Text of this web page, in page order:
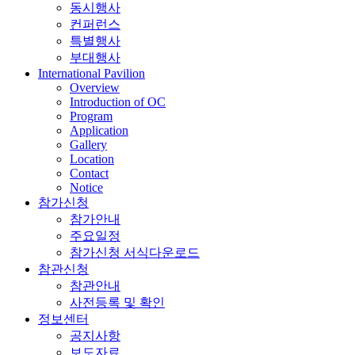
동시행사
컨퍼런스
특별행사
부대행사
International Pavilion
Overview
Introduction of OC
Program
Application
Gallery
Location
Contact
Notice
참가신청
참가안내
주요일정
참가신청 서식다운로드
참관신청
참관안내
사전등록 및 확인
정보센터
공지사항
보도자료